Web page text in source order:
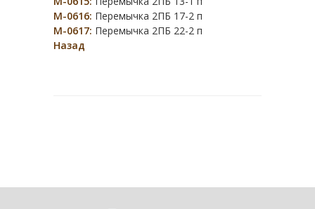
М-0616: Перемычка 2ПБ 17-2 п
М-0617: Перемычка 2ПБ 22-2 п
Назад